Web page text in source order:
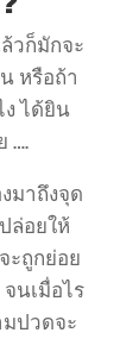
วก็มักจะ
หรือถ้า
ได้ยิน
….
มาถึงจุด
ล่อยให้
ะถูกย่อย
นเมื่อไร
ปวดจะ